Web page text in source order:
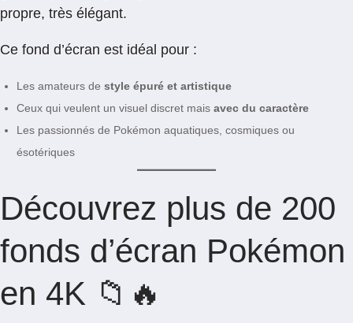
propre, très élégant.
Ce fond d’écran est idéal pour :
Les amateurs de style épuré et artistique
Ceux qui veulent un visuel discret mais avec du caractère
Les passionnés de Pokémon aquatiques, cosmiques ou
ésotériques
Découvrez plus de 200
fonds d’écran Pokémon
en 4K 📁🔥